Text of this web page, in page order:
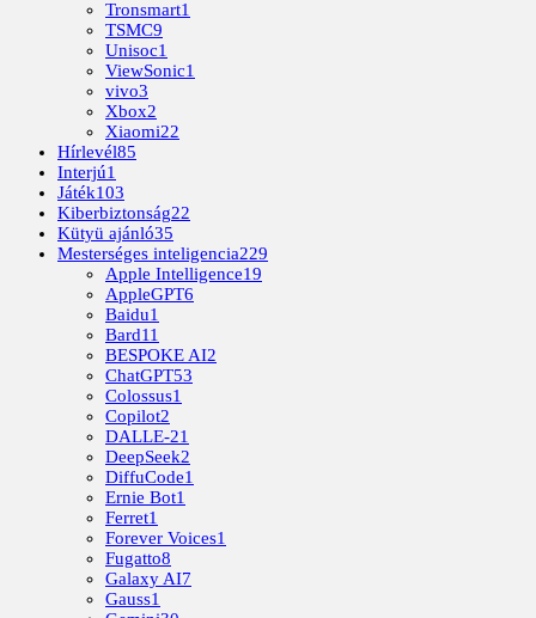
Tronsmart1
TSMC9
Unisoc1
ViewSonic1
vivo3
Xbox2
Xiaomi22
Hírlevél85
Interjú1
Játék103
Kiberbiztonság22
Kütyü ajánló35
Mesterséges inteligencia229
Apple Intelligence19
AppleGPT6
Baidu1
Bard11
BESPOKE AI2
ChatGPT53
Colossus1
Copilot2
DALLE-21
DeepSeek2
DiffuCode1
Ernie Bot1
Ferret1
Forever Voices1
Fugatto8
Galaxy AI7
Gauss1